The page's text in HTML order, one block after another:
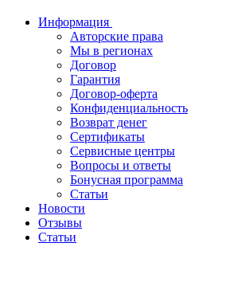
Информация
Авторские права
Мы в регионах
Договор
Гарантия
Договор-оферта
Конфиденциальность
Возврат денег
Сертификаты
Сервисные центры
Вопросы и ответы
Бонусная программа
Статьи
Новости
Отзывы
Статьи